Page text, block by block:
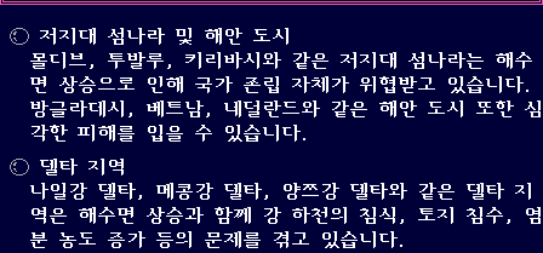
저지대 섬나라 및 해안 도시
몰디브, 투발루, 키리바시와 같은 저지대 섬나라는 해수
면 상승으로 인해 국가 존립 자체가 위협받고 있습니다.
방글라데시, 베트남, 네덜란드와 같은 해안 도시 또한 심
각한 피해를 입을 수 있습니다.
델타 지역
나일강 델타, 메콩강 델타, 양쯔강 델타와 같은 델타 지
역은 해수면 상승과 함께 강 하천의 침식, 토지 침수, 염
분 농도 증가 등의 문제를 겪고 있습니다.